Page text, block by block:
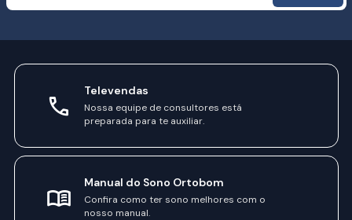
Televendas
Nossa equipe de consultores está
preparada para te auxiliar.
Manual do Sono Ortobom
Confira como ter sono melhores com o
nosso manual.